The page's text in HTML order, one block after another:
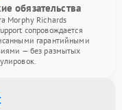
обязательства
Morphy Richards
сопровождается
гарантийными
— без размытых